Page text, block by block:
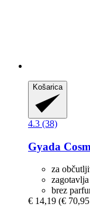
Košarica
4.3 (38)
Gyada
za
brez
€ 14,19 (€